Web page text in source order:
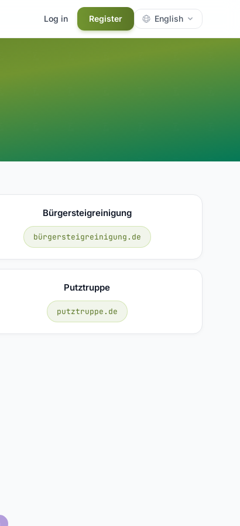
Log in Register English
Bürgersteigreinigung
bürgersteigreinigung.de
Putztruppe
putztruppe.de